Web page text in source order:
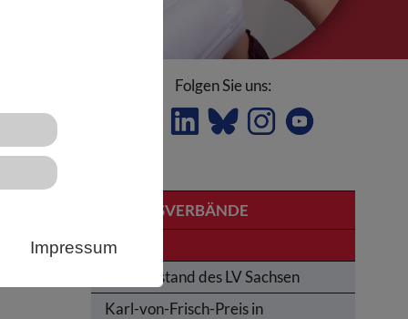
Impressum
Folgen Sie uns:
LANDESVERBÄNDE
Sachsen
Der Vorstand des LV Sachsen
Karl-von-Frisch-Preis in